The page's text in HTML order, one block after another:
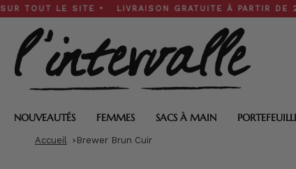
Skip
to
content
SITE • LIVRAISON GRATUITE À PARTIR DE 200
NOUVEAUTÉS FEMMES SACS À MAIN
Accueil Brewer Brun Cuir